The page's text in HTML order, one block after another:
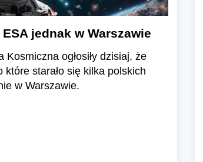
jednak w Warszawie
ogłosiły dzisiaj, że
starało się kilka polskich
w Warszawie.